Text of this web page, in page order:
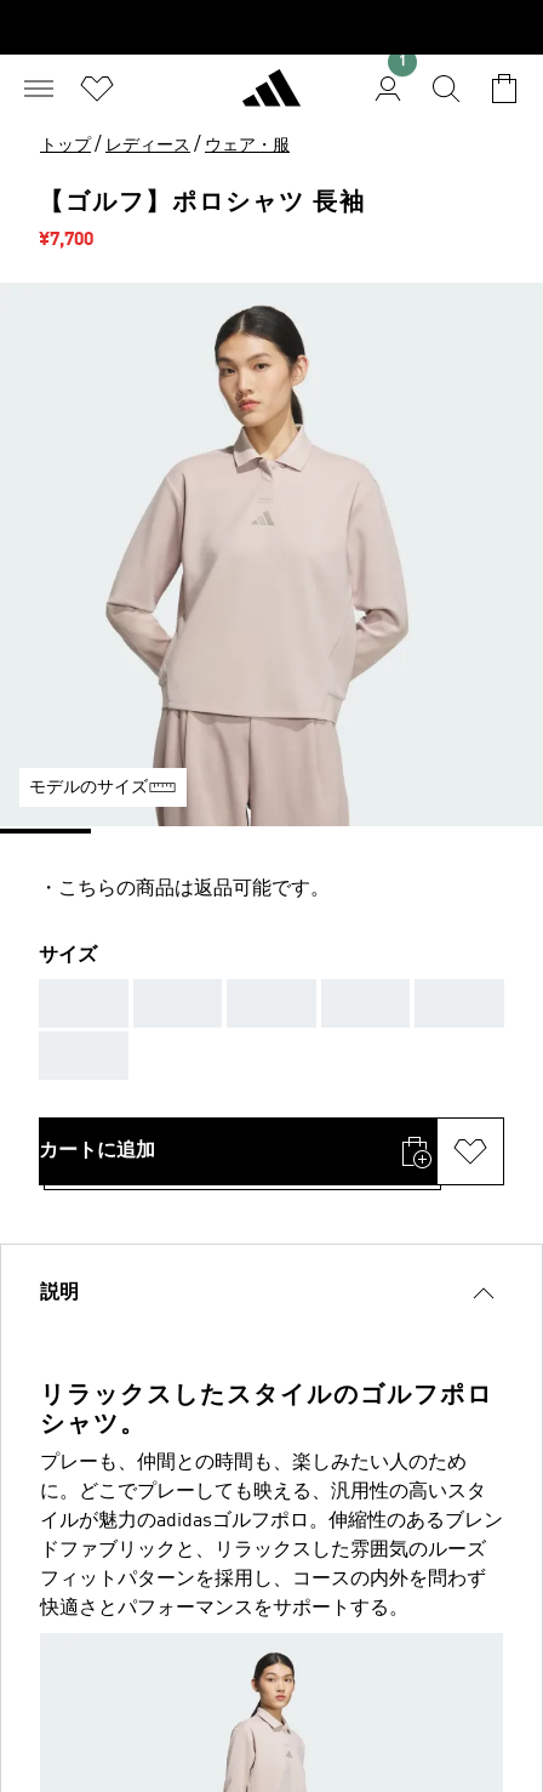
1
トップ / レディース / ウェア・服
【ゴルフ】ポロシャツ 長袖
セール価格
¥7,700
モデルのサイズ
・こちらの商品は返品可能です。
サイズ
カートに追加
説明
リラックスしたスタイルのゴルフポロ
シャツ。
プレーも、仲間との時間も、楽しみたい人のため
に。どこでプレーしても映える、汎用性の高いスタ
イルが魅力のadidasゴルフポロ。伸縮性のあるブレン
ドファブリックと、リラックスした雰囲気のルーズ
フィットパターンを採用し、コースの内外を問わず
快適さとパフォーマンスをサポートする。